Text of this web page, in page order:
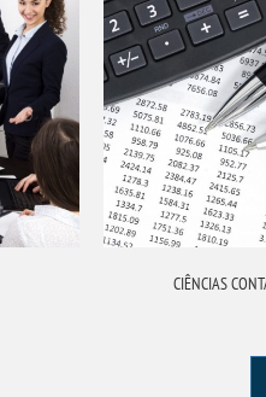
CIÊNCIAS